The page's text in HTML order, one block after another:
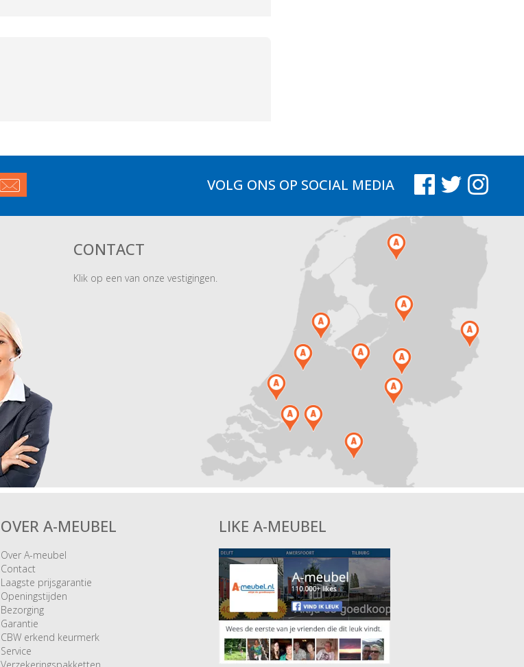
VOLG ONS OP SOCIAL MEDIA
CONTACT
Klik op een van onze vestigingen.
OVER A-MEUBEL
Over A-meubel
Contact
Laagste prijsgarantie
Openingstijden
Bezorging
Garantie
CBW erkend keurmerk
Service
LIKE A-MEUBEL